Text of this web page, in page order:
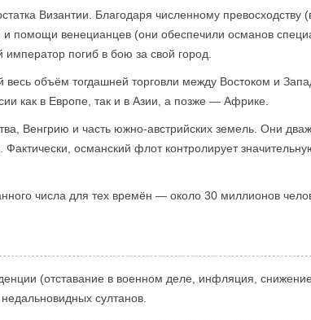
Византии. Благодаря численному превосходству
помощи венецианцев (они обеспечили османов
погиб в бою за свой город.
объём тогдашней торговли между Востоком и
как в Европе, так и в Азии, а позже — Африке.
Венгрию и часть южно-австрийских земель. Они
османский флот контролирует
числа для тех времён — около 30 миллионов
(отставание в военном деле, инфляция,
султанов.